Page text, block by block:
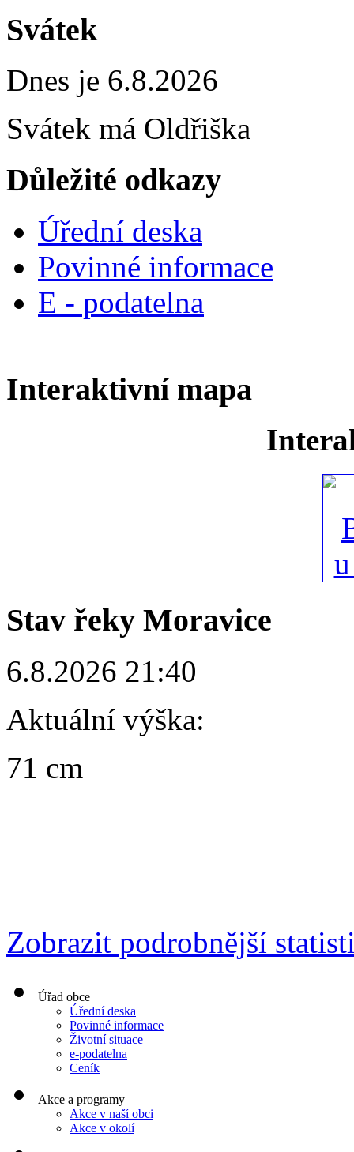
Svátek
Dnes je 6.8.2026
Svátek má Oldřiška
Důležité odkazy
Úřední deska
Povinné informace
E - podatelna
Interaktivní mapa
Stav řeky Moravice
6.8.2026 21:40
Aktuální výška:
71 cm
Zobrazit podrobnější
Úřad obce
Úřední deska
Povinné informace
Životní situace
e-podatelna
Ceník
Akce a programy
Akce v naší obci
Akce v okolí